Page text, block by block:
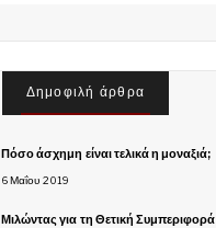
Δημοφιλή άρθρα
Πόσο άσχημη είναι τελικά η μοναξιά;
6 Μαΐου 2019
Μιλώντας για τη Θετική Συμπεριφορά